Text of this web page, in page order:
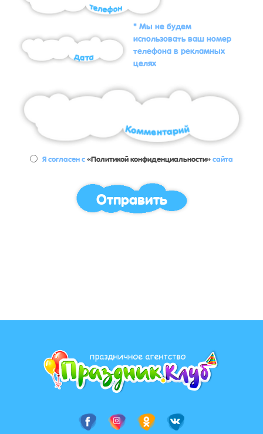
* Мы не будем
использовать ваш номер
телефона в рекламных
целях
Я согласен с«Политикой конфиденциальности»сайта
Отправить